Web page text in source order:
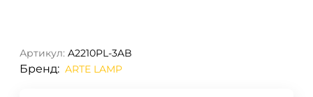
Артикул: A2210PL-3AB
Бренд: ARTE LAMP